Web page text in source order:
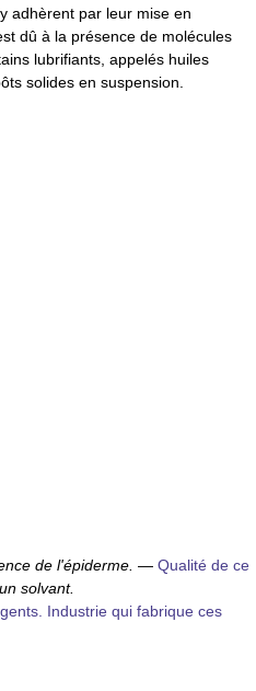
adhèrent par leur mise en
dû à la présence de molécules
lubrifiants, appelés huiles
solides en suspension.
de l'épiderme. — Qualité de ce
solvant.
Industrie qui fabrique ces